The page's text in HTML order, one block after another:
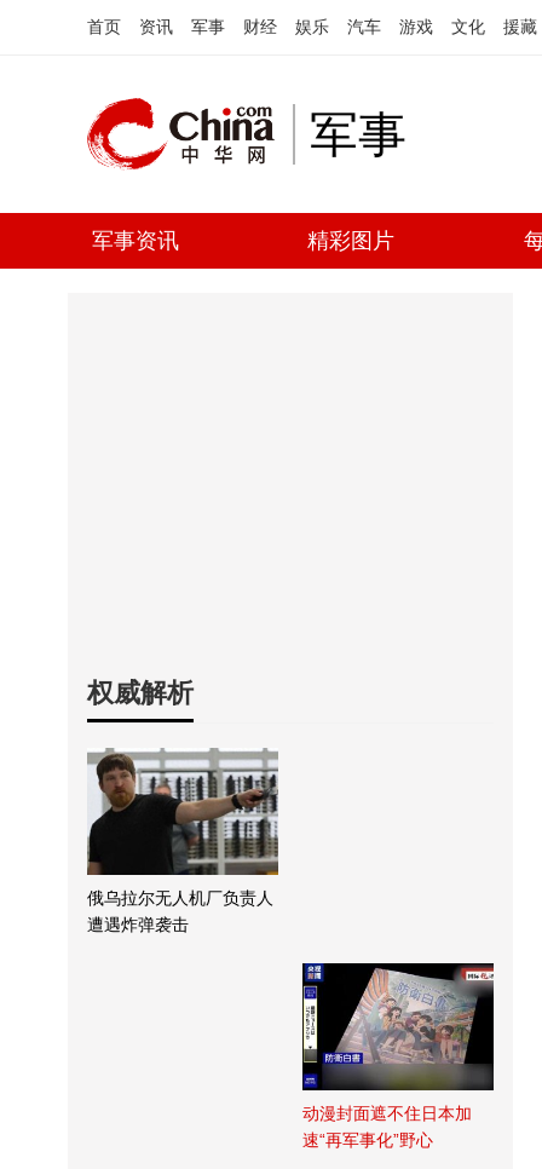
首页 资讯 军事 财经 娱乐 汽车 游戏 文化 援藏
军事
军事资讯 精彩图片
权威解析
俄乌拉尔无人机厂负责人
遭遇炸弹袭击
动漫封面遮不住日本加
速“再军事化”野心